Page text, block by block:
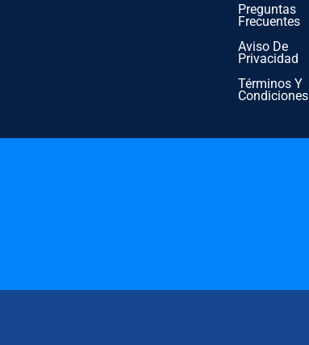
Preguntas
Frecuentes
Aviso De
Privacidad
Términos Y
Condiciones